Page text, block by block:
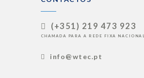
(+351) 219 473 923
CHAMADA PARA A REDE FIXA NACIONAL
info@wtec.pt